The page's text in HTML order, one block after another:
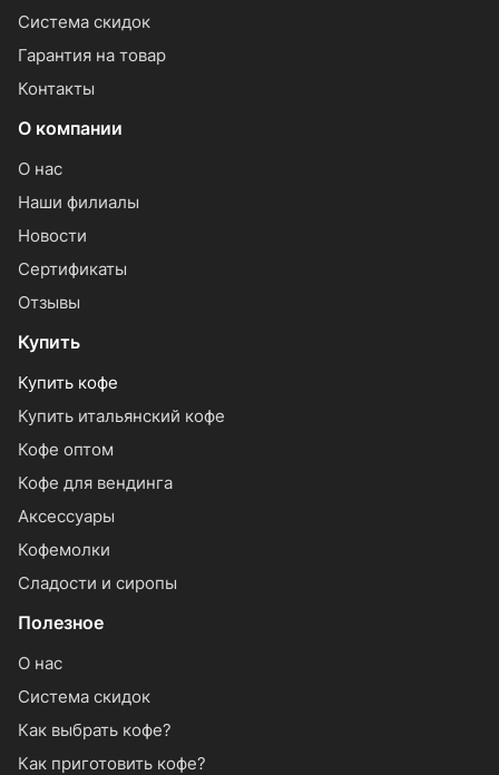
Система скидок
Гарантия на товар
Контакты
О компании
О нас
Наши филиалы
Новости
Сертификаты
Отзывы
Купить
Купить кофе
Купить итальянский кофе
Кофе оптом
Кофе для вендинга
Аксессуары
Кофемолки
Сладости и сиропы
Полезное
О нас
Система скидок
Как выбрать кофе?
Как приготовить кофе?